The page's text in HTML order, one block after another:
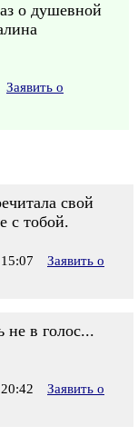
о душевной
Заявить о
свой
с тобой.
Заявить о
не в голос...
Заявить о